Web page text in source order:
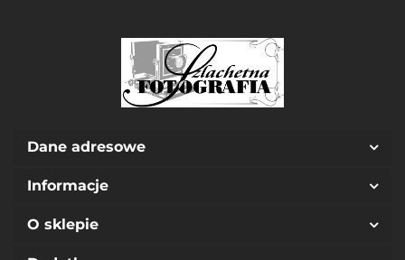
Dane adresowe
Informacje
O sklepie